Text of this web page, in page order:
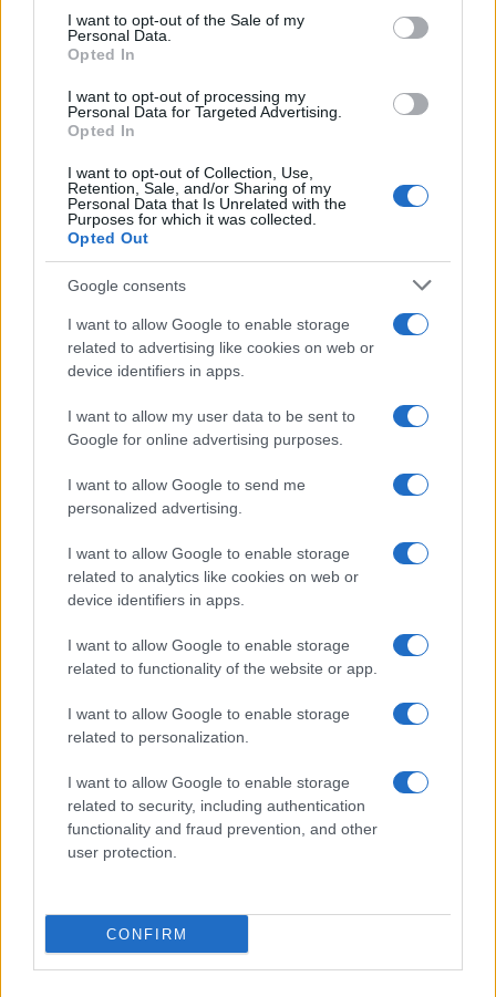
consent section.
I want to opt-out of the Sale of my
Personal Data.
Opted In
I want to opt-out of processing my
Personal Data for Targeted Advertising.
Opted In
I want to opt-out of Collection, Use,
Retention, Sale, and/or Sharing of my
Personal Data that Is Unrelated with the
Purposes for which it was collected.
Opted Out
Google consents
I want to allow Google to enable storage
related to advertising like cookies on web or
device identifiers in apps.
I want to allow my user data to be sent to
Google for online advertising purposes.
I want to allow Google to send me
personalized advertising.
I want to allow Google to enable storage
related to analytics like cookies on web or
device identifiers in apps.
I want to allow Google to enable storage
related to functionality of the website or app.
I want to allow Google to enable storage
related to personalization.
I want to allow Google to enable storage
related to security, including authentication
functionality and fraud prevention, and other
user protection.
CONFIRM
Bard e gli eventi imperdibili in Italia
Cristian Castiglioni · 7 Ago 2026
Le nuove Havaianas Kitten Heel debuttano a
Copenhagen: un mix di comfort e stile
LIFESTYLE
Look da ufficio estate 2026: consigli per un